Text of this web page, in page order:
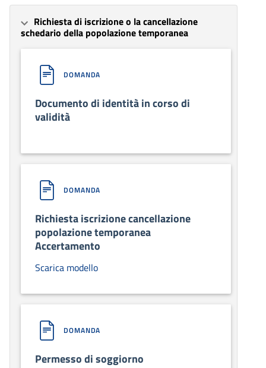
Richiesta di iscrizione o la cancellazione
schedario della popolazione temporanea
DOMANDA
Documento di identità in corso di
validità
DOMANDA
Richiesta iscrizione cancellazione
popolazione temporanea
Accertamento
Scarica modello
DOMANDA
Permesso di soggiorno